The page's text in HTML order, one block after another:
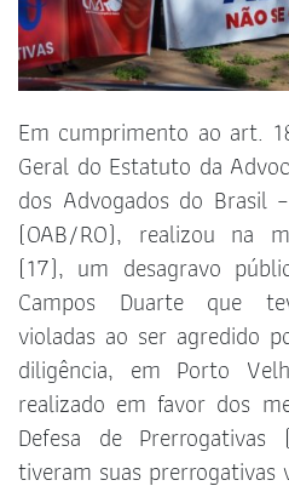
Em cumprimento ao art.
Geral do Estatuto da
dos Advogados do Brasil
(OAB/RO), realizou na
(17), um desagravo
Campos Duarte que
violadas ao ser agredido
diligência, em Porto
realizado em favor dos
Defesa de Prerrogativas
tiveram suas prerrogativas